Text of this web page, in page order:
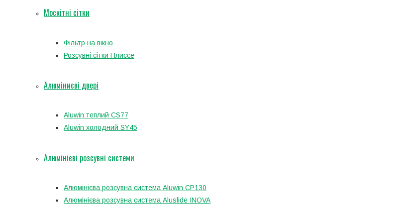
Москітні сітки
Фільтр на вікно
Розсувні сітки Плиссе
Алюміниєві двері
Aluwin теплий CS77
Aluwin холодний SY45
Алюмінієві розсувні системи
Алюмінієва розсувна система Aluwin CP130
Алюмінієва розсувна система Aluslide INOVA